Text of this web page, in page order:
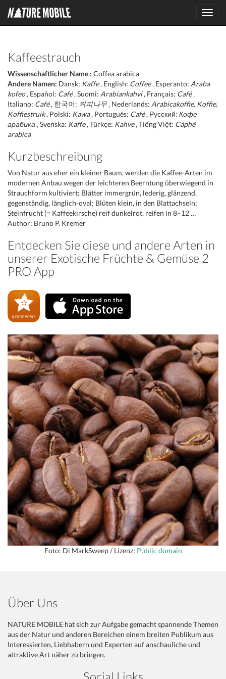
Kaffeestrauch
Wissenschaftlicher Name : Coffea arabica
Andere Namen: Dansk: Kaffe, English: Coffee, Esperanto: Araba
kofeo, Español: Café, Suomi: Arabiankahvi, Français: Café,
Italiano: Café, 한국어: 커피나무 , Nederlands: Arabicakoffie, Koffie,
Koffiestruik, Polski: Kawa, Português: Café, Русский: Кофе
арабика , Svenska: Kaffe, Türkçe: Kahve, Tiếng Việt: Càphê
arabica
Kurzbeschreibung
Von Natur aus eher ein kleiner Baum, werden die Kaffee-Arten im
modernen Anbau wegen der leichteren Beerntung überwiegend in
Strauchform kultiviert; Blätter immergrün, lederig, glänzend,
gegenständig, länglich-oval; Blüten klein, in den Blattachseln;
Steinfrucht (= Kaffeekirsche) reif dunkelrot, reifen in 8–12 …
Author: Bruno P. Kremer
Entdecken Sie diese und andere Arten in
unserer Exotische Früchte & Gemüse 2
PRO App
Foto: Di MarkSweep / Lizenz: Public domain
Über Uns
NATURE MOBILE hat sich zur Aufgabe gemacht spannende Themen
aus der Natur und anderen Bereichen einem breiten Publikum aus
Interessierten, Liebhabern und Experten auf anschauliche und
attraktive Art näher zu bringen.